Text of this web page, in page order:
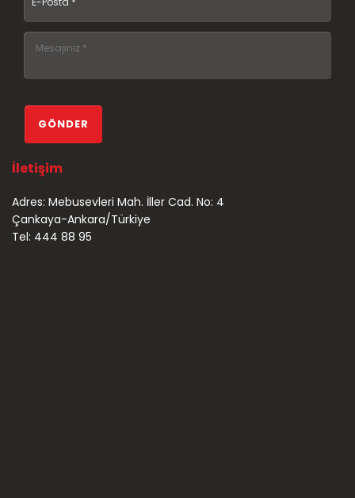
İletişim
Adres: Mebusevleri Mah. İller Cad. No: 4
Çankaya-Ankara/Türkiye
Tel: 444 88 95